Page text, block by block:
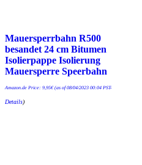
Mauersperrbahn R500
besandet 24 cm Bitumen
Isolierpappe Isolierung
Mauersperre Speerbahn
Amazon.de Price: 9,95€(as of 08/04/2023 00:04 PST-
Details)